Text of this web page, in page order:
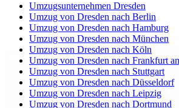
Umzugsunternehmen Dresden
Umzug von Dresden nach Berlin
Umzug von Dresden nach Hamburg
Umzug von Dresden nach München
Umzug von Dresden nach Köln
Umzug von Dresden nach Frankfurt
Umzug von Dresden nach Stuttgart
Umzug von Dresden nach Düsseldorf
Umzug von Dresden nach Leipzig
Umzug von Dresden nach Dortmund